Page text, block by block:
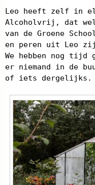
Leo heeft zelf in
Alcoholvrij, dat
van de Groene
en peren uit Leo
We hebben nog tijd
er niemand in de
of iets dergelijks.